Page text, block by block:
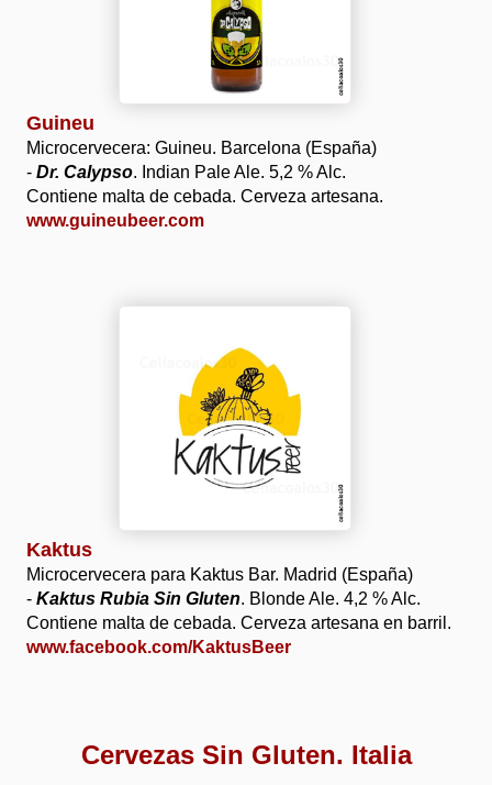
Guineu
Microcervecera: Guineu. Barcelona (España)
- Dr. Calypso. Indian Pale Ale. 5,2 % Alc.
Contiene malta de cebada. Cerveza artesana.
www.guineubeer.com
Kaktus
Microcervecera para Kaktus Bar. Madrid (España)
- Kaktus Rubia Sin Gluten. Blonde Ale. 4,2 % Alc.
Contiene malta de cebada. Cerveza artesana en barril.
www.facebook.com/KaktusBeer
Cervezas Sin Gluten. Italia